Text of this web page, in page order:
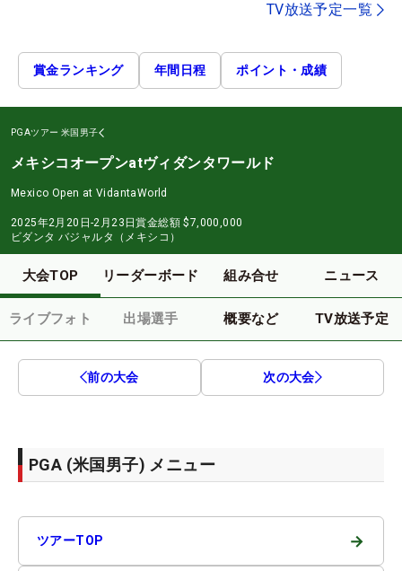
TV放送予定一覧
賞金ランキング 年間日程 ポイント・成績
PGAツアー 米国男子
メキシコオープンatヴィダンタワールド
Mexico Open at VidantaWorld
2025年2月20日-2月23日賞金総額 $7,000,000
ビダンタ バジャルタ（メキシコ）
大会TOP リーダーボード 組み合せ ニュース
ライブフォト 出場選手 概要など TV放送予定
前の大会 次の大会
PGA (米国男子) メニュー
ツアーTOP →